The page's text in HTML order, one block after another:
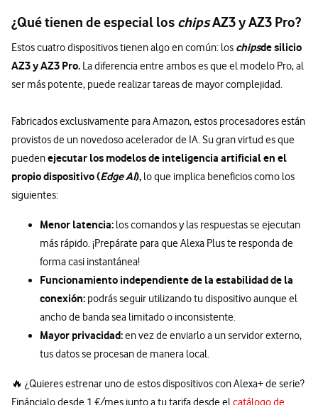
¿Qué tienen de especial los chipsAZ3 y AZ3 Pro?
Estos cuatro dispositivos tienen algo en común: los chipsde silicio
AZ3 y AZ3 Pro. La diferencia entre ambos es que el modelo Pro, al
ser más potente, puede realizar tareas de mayor complejidad.
Fabricados exclusivamente para Amazon, estos procesadores están
provistos de un novedoso acelerador de IA. Su gran virtud es que
puedenejecutar los modelos de inteligencia artificial en el
propio dispositivo (Edge AI), lo que implica beneficios como los
siguientes:
Menor latencia: los comandos y las respuestas se ejecutan
más rápido. ¡Prepárate para que Alexa Plus te responda de
forma casi instantánea!
Funcionamiento independiente de la estabilidad de la
conexión: podrás seguir utilizando tu dispositivo aunque el
ancho de banda sea limitado o inconsistente.
Mayor privacidad:en vez de enviarlo a un servidor externo,
tus datos se procesan de manera local.
🔥 ¿Quieres estrenar uno de estos dispositivos con Alexa+ de serie?
Fináncialo desde 1 €/mes junto a tu tarifa desde elcatálogo de